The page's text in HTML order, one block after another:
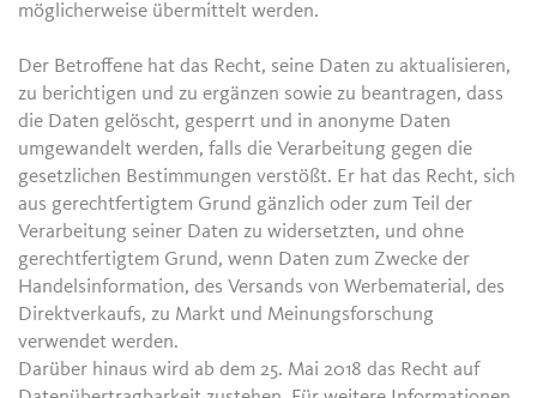
möglicherweise übermittelt werden.
Der Betroffene hat das Recht, seine Daten zu aktualisieren,
zu berichtigen und zu ergänzen sowie zu beantragen, dass
die Daten gelöscht, gesperrt und in anonyme Daten
umgewandelt werden, falls die Verarbeitung gegen die
gesetzlichen Bestimmungen verstößt. Er hat das Recht, sich
aus gerechtfertigtem Grund gänzlich oder zum Teil der
Verarbeitung seiner Daten zu widersetzten, und ohne
gerechtfertigtem Grund, wenn Daten zum Zwecke der
Handelsinformation, des Versands von Werbematerial, des
Direktverkaufs, zu Markt und Meinungsforschung
verwendet werden.
Darüber hinaus wird ab dem 25. Mai 2018 das Recht auf